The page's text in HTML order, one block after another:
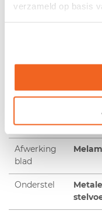
verzameld op basis
Door de plaatsing
zonder de benen te
vergadertafel wordt
steldopjes.
Afwerking
blad
Onderstel